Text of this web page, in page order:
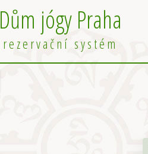
Dům jógy Praha
rezervační systém